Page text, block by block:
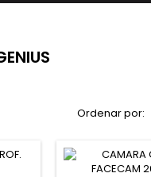
Ordenar por: